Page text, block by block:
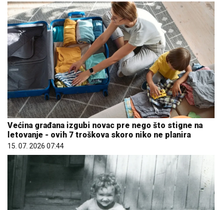
Većina građana izgubi novac pre nego što stigne na
letovanje - ovih 7 troškova skoro niko ne planira
15. 07. 2026 07:44